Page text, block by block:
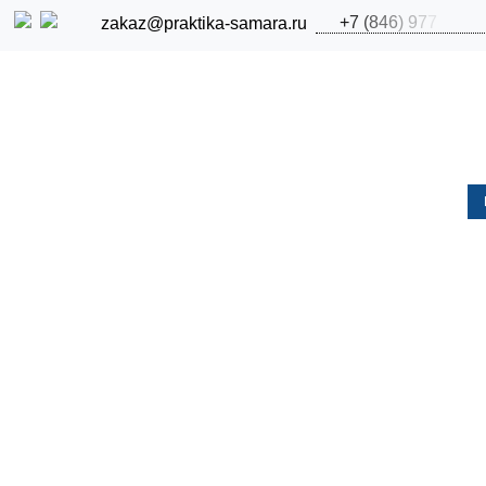
zakaz@praktika-samara.ru +7 (846) 977